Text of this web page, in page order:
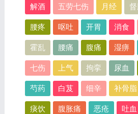
解酒 五劳七伤 月经
腰疼 呕吐 开胃 消食
霍乱 腰痛 腹痛 湿痹
七伤 上气 拘挛 尿血
芍药 白芨 细辛 补骨脂
痰饮 腹胀痛 恶疮 吐血